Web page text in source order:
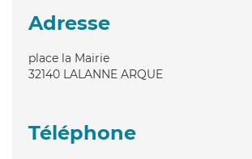
Adresse
place la Mairie
32140 LALANNE ARQUE
Téléphone